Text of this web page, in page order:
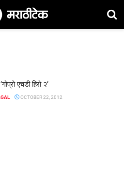
एचडी हिरो २’
OCTOBER 22, 2012